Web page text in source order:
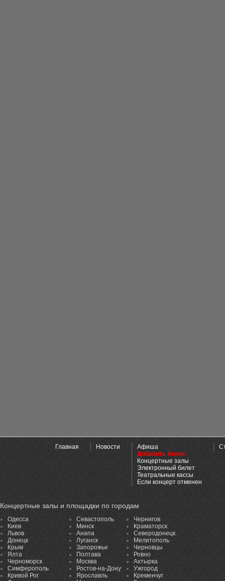
Главная Новости
Афиша
Добавить Анонс
Концертные залы
Электронный билет
Театральные кассы
Если концерт отменен
Концертные залы и площадки по городам
Одесса
Киев
Львов
Донецк
Крым
Ялта
Черноморск
Симферополь
Кривой Рог
Севастополь
Минск
Анапа
Луганск
Запорожье
Полтава
Москва
Ростов-на-Дону
Ярославль
Чернигов
Краматорск
Северодонецк
Мелитополь
Черновцы
Ровно
Ахтырка
Ужгород
Кременчуг